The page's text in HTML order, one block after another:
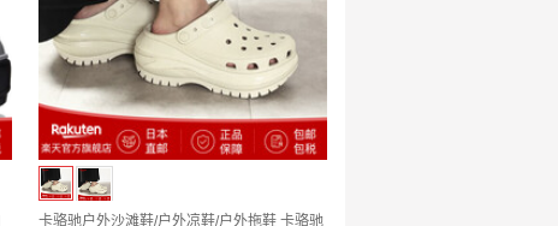
卡骆驰户外沙滩鞋/户外凉鞋/户外拖鞋 卡骆驰